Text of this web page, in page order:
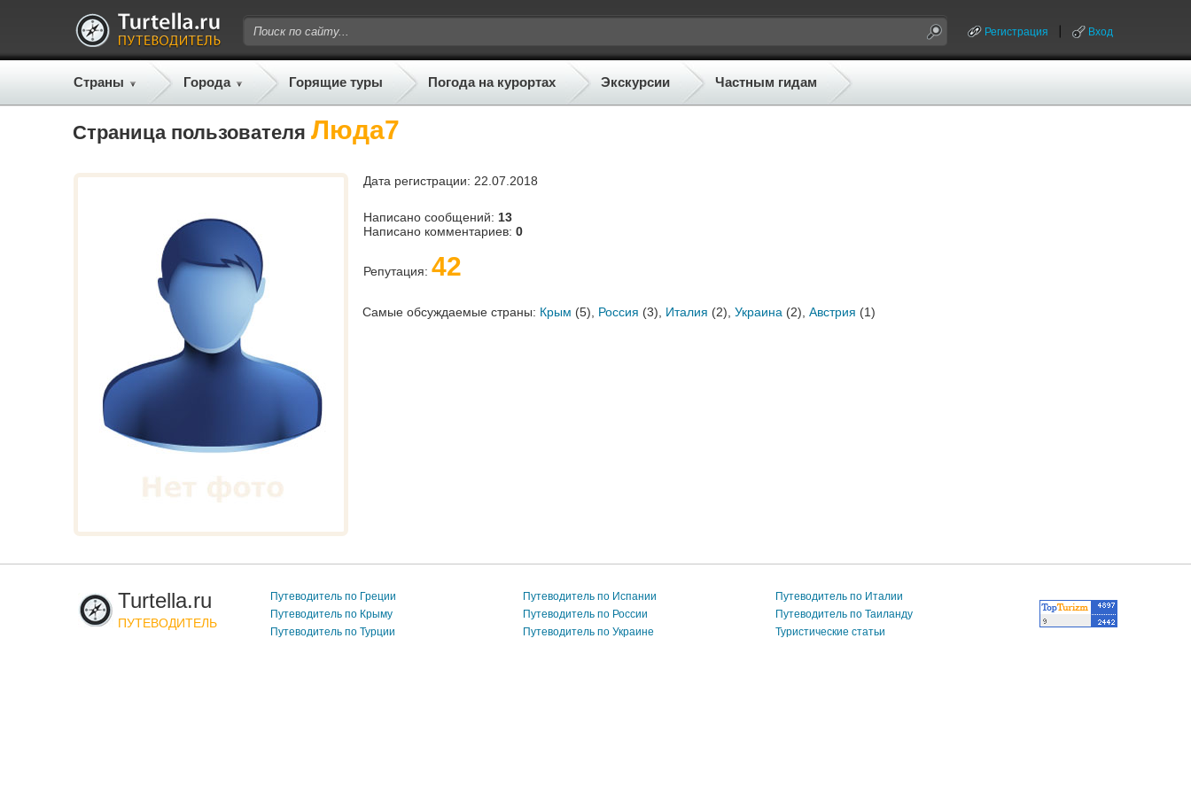
Регистрация Вход
Страны Города Горящие туры Погода на курортах Экскурсии Частным гидам
Страница пользователя Люда7
Дата регистрации: 22.07.2018
Написано сообщений: 13
Написано комментариев: 0
Репутация: 42
Самые обсуждаемые страны: Крым (5), Россия (3), Италия (2), Украина (2), Австрия (1)
Turtella.ru
ПУТЕВОДИТЕЛЬ
Путеводитель по Греции Путеводитель по Испании
Путеводитель по Италии
Путеводитель по Крыму
Путеводитель по России
Путеводитель по Таиланду
Путеводитель по Турции
Путеводитель по Украине Туристические статьи